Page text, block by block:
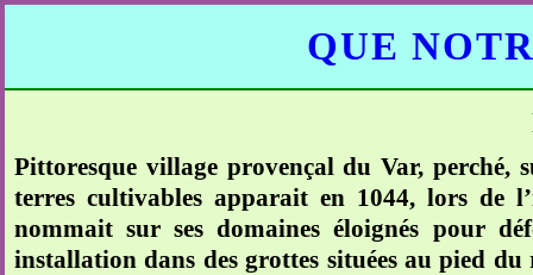
QUE
Pittoresque village provençal du Var,
terres cultivables apparait en 1044, lors de
nommait sur ses domaines éloignés pour
installation dans des grottes situées au pied